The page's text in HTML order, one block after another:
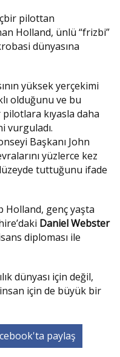
pilottan
Holland, ünlü “frizbi”
dünyasına
yüksek yerçekimi
olduğunu ve bu
kıyasla daha
vurguladı.
Başkanı John
yüzlerce kez
tuttuğunu ifade
Holland, genç yaşta
Daniel Webster
diploması ile
dünyası için değil,
için de büyük bir
paylaş